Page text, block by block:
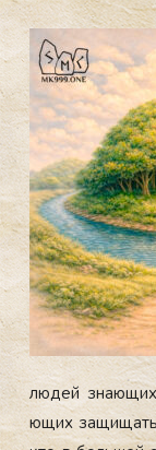
лю­дей
ющих за­щищать